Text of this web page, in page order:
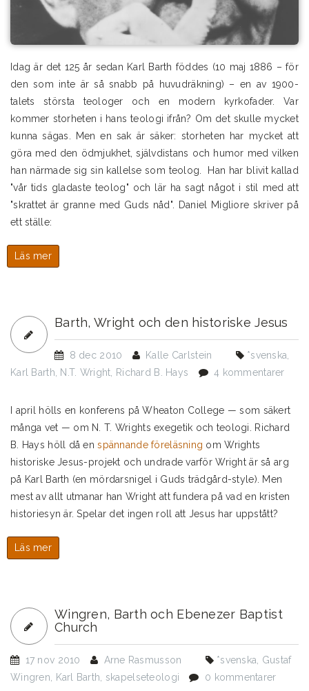
Idag är det 125 år sedan Karl Barth föddes (10 maj 1886 – för
den som inte är så snabb på huvudräkning) – en av 1900-
talets största teologer och en modern kyrkofader. Var
kommer storheten i hans teologi ifrån? Om det skulle mycket
kunna sägas. Men en sak är säker: storheten har mycket att
göra med den ödmjukhet, självdistans och humor med vilken
han närmade sig sin kallelse som teolog. Han har blivit kallad
"vår tids gladaste teolog" och lär ha sagt något i stil med att
"skrattet är granne med Guds nåd". Daniel Migliore skriver på
ett ställe:
Läs merom
Karl
Barth, Wright och den historiske Jesus
8 dec 2010 Kalle Carlstein *svenska
Karl Barth
N.T. Wright Richard B. Hays 4 kommentarer
I april hölls en konferens på Wheaton College — som säkert
många vet — om N. T. Wrights exegetik och teologi. Richard
B. Hays höll då enspännande föreläsning om Wrights
historiske Jesus-projekt och undrade varför Wright är så arg
på Karl Barth (en mördarsnigel i Guds trädgård-style). Men
mest av allt utmanar han Wright att fundera på vad en kristen
historiesyn är. Spelar det ingen roll att Jesus har uppstått?
Läs merom
Barth,
historiske
Jesus
Wingren, Barth och Ebenezer Baptist
Church
17 nov 2010 Arne Rasmusson *svenska
Gustaf
Wingren
Karl Barth skapelseteologi 0 kommentarer